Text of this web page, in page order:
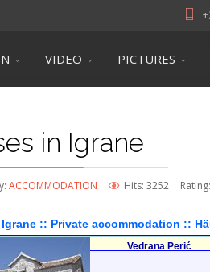
VIDEO PICTURES
in Igrane
ACCOMMODATION Hits: 3252 Rating:
:: Private accommodation ::
Vedrana Perić